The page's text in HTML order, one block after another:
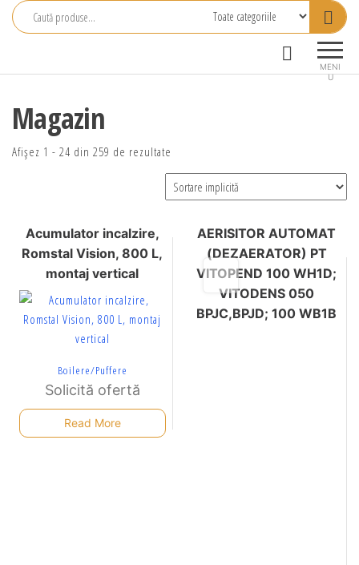
Central
MENI
U
Magazin
Afișez 1 - 24 din 259 de rezultate
Acumulator incalzire,
Romstal Vision, 800 L,
montaj vertical
Boilere/Puffere
Solicită ofertă
Read More
AERISITOR AUTOMAT
(DEZAERATOR) PT
VITOPEND 100 WH1D;
VITODENS 050
BPJC,BPJD; 100 WB1B